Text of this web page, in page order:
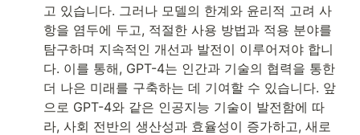
고 있습니다. 그러나 모델의 한계와 윤리적 고려 사
항을 염두에 두고, 적절한 사용 방법과 적용 분야를
탐구하며 지속적인 개선과 발전이 이루어져야 합니
다. 이를 통해, GPT-4는 인간과 기술의 협력을 통한
더 나은 미래를 구축하는 데 기여할 수 있습니다. 앞
으로 GPT-4와 같은 인공지능 기술이 발전함에 따
라, 사회 전반의 생산성과 효율성이 증가하고, 새로